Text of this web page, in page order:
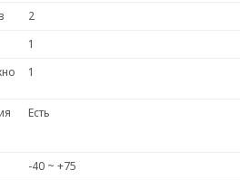
2
1
1
Есть
-40 ~ +75